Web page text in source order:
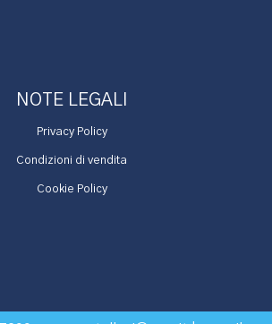
NOTE LEGALI
Privacy Policy
Condizioni di vendita
Cookie Policy